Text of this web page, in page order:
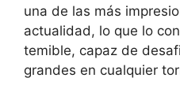
una de las más
actualidad, lo que lo
temible, capaz de
grandes en cualquier